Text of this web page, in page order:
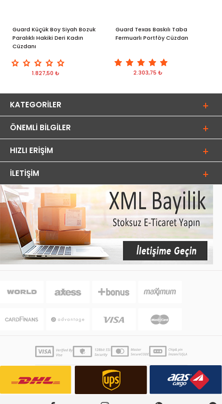
Guard Küçük Boy Siyah Bozuk
Paralıklı Hakiki Deri Kadın
Cüzdanı
1.827,50 ₺
Guard Texas Baskılı Taba
Fermuarlı Portföy Cüzdan
2.303,75 ₺
KATEGORILER
ÖNEMLI BILGILER
HIZLI ERIŞIM
İLETIŞIM